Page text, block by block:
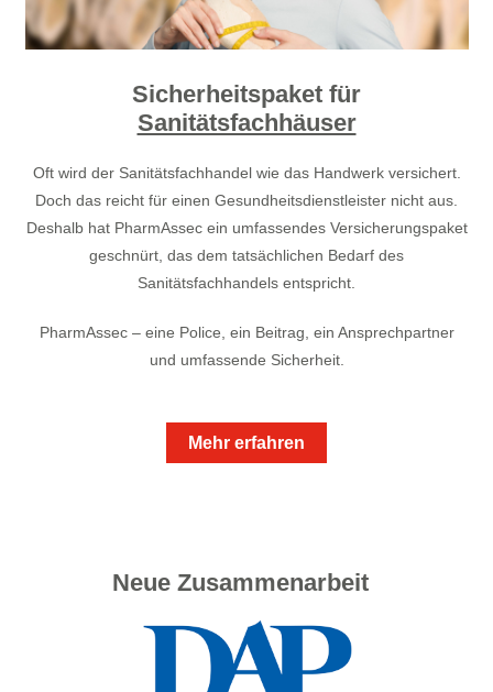
Sicherheitspaket für
Sanitätsfachhäuser
Oft wird der Sanitätsfachhandel wie das Handwerk versichert.
Doch das reicht für einen Gesundheitsdienstleister nicht aus.
Deshalb hat PharmAssec ein umfassendes Versicherungspaket
geschnürt, das dem tatsächlichen Bedarf des
Sanitätsfachhandels entspricht.
PharmAssec – eine Police, ein Beitrag, ein Ansprechpartner
und umfassende Sicherheit.
Mehr erfahren
Neue Zusammenarbeit